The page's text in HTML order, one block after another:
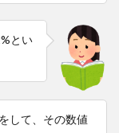
とい
して、その数値